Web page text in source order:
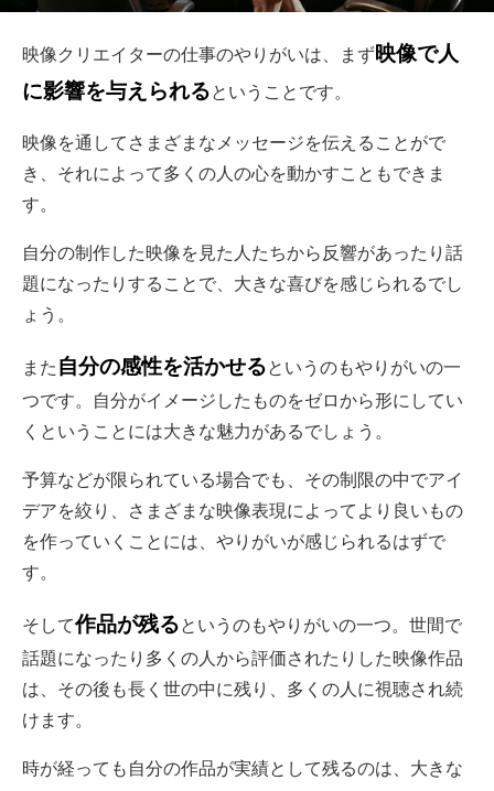
映像クリエイターの仕事のやりがいは、まず映像で人
に影響を与えられるということです。
映像を通してさまざまなメッセージを伝えることがで
き、それによって多くの人の心を動かすこともできま
す。
自分の制作した映像を見た人たちから反響があったり話
題になったりすることで、大きな喜びを感じられるでし
ょう。
また 自分の感性を活かせるというのもやりがいの一
つです。自分がイメージしたものをゼロから形にしてい
くということには大きな魅力があるでしょう。
予算などが限られている場合でも、その制限の中でアイ
デアを絞り、さまざまな映像表現によってより良いもの
を作っていくことには、やりがいが感じられるはずで
す。
そして作品が残るというのもやりがいの一つ。世間で
話題になったり多くの人から評価されたりした映像作品
は、その後も長く世の中に残り、多くの人に視聴され続
けます。
時が経っても自分の作品が実績として残るのは、大きな